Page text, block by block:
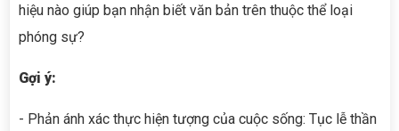
hiệu nào giúp bạn nhận biết văn bản trên thuộc thể loại
phóng sự?
Gợi ý:
- Phản ánh xác thực hiện tượng của cuộc sống: Tục lễ thần